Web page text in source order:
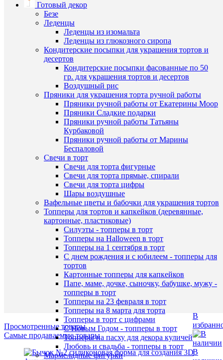
Готовый декор
Безе
Леденцы
Леденцы из изомальта
Леденцы из глюкозного сиропа
Кондитерские посыпки для украшения тортов и
десертов
Кондитерские посыпки фасованные по 50
гр. для украшения тортов и десертов
Воздушный рис
Пряники для украшения торта ручной работы
Пряники ручной работы от Екатерины Моор
Пряники Сладкие подарки
Пряники ручной работы Татьяны
Курбаковой
Пряники ручной работы от Марины
Беспаловой
Свечи в торт
Свечи для торта фигурные
Свечи для торта прямые, спирали
Свечи для торта цифры
Шары воздушные
Вафельные цветы и бабочки для украшения тортов
Топперы для тортов и капкейков (деревянные,
картонные, пластиковые)
Силуэты - топперы в торт
Топперы на Halloween в торт
Топперы на 1 сентября в торт
С днем рождения и с юбилеем - топперы для
тортов
Картонные топперы для капкейков
Папе, маме, дочке, сыночку, бабушке, мужу -
топперы в торт
Топперы на 23 февраля в торт
Топперы на 8 марта для торта
Топперы в торт с цифрами
С Новым Годом - топперы в торт
Топперы на пасху для декора куличей
Любовь и свадьба - топперы в торт
Мармеладные фигурки
Купить
1
К
Мишки
В
1
К
В
В
Просмотренные товары
Самые продаваемые товары